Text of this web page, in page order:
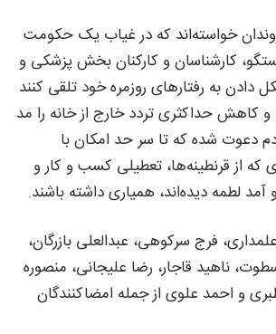
خواسته‌اند که در غیاب یک حکومت
کارشناسان و کارکنان بخش پزشکی و
دادن به رفتارهای روزمره خود تلقی کنند
کاهش حداکثری تردد خارج از خانه را مد
دعوت شده که تا سر حد امکان با
که از قرنطینه‌ها، تعطیلی کسب و کار و
لطمه دیده‌اند، همیاری داشته باشند.
فرج سرکوهی، عبدالعلی بازرگان،
سطوت، ناهید قاجار، رضا علیجانی، منصوره
و احمد علوی از جمله امضاکنندگان